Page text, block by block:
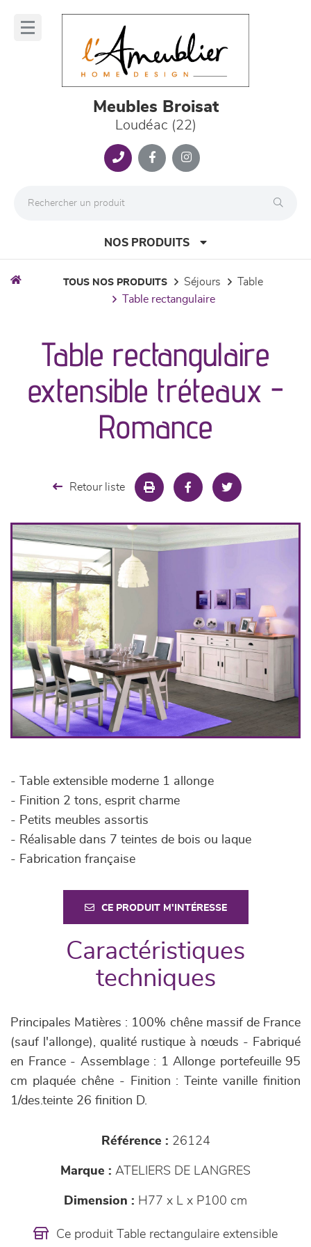
Meubles Broisat
Loudéac (22)
NOS PRODUITS
séjours
meubles de complément
chambres et dressing
TOUS NOS PRODUITS séjours
table
table rectangulaire
Table rectangulaire
extensible tréteaux -
Romance
Retour liste
- Table extensible moderne 1 allonge
- Finition 2 tons, esprit charme
- Petits meubles assortis
- Réalisable dans 7 teintes de bois ou laque
- Fabrication française
CE PRODUIT M'INTÉRESSE
Caractéristiques
techniques
Principales Matières : 100% chêne massif de France
(sauf l'allonge), qualité rustique à nœuds - Fabriqué
en France - Assemblage : 1 Allonge portefeuille 95
cm plaquée chêne - Finition : Teinte vanille finition
1/des.teinte 26 finition D.
Référence : 26124
Marque : ATELIERS DE LANGRES
Dimension : H77 x L x P100 cm
Ce produit Table rectangulaire extensible